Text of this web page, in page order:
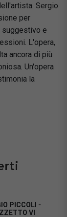
Sergio
per
suggestivo e
L'opera,
ancora di più
Un'opera
la
PICCOLI -
VI